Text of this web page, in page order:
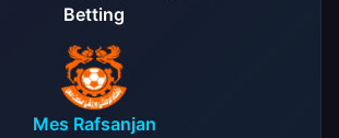
Betting
Mes Rafsanjan